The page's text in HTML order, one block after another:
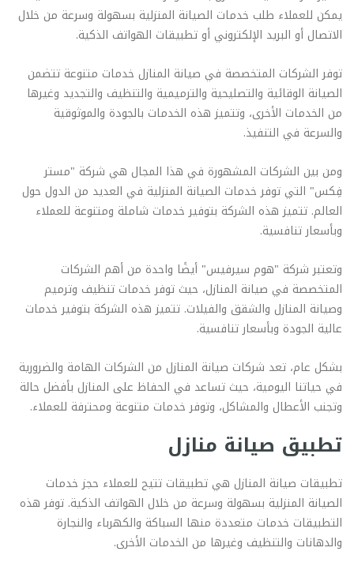
يمكن للعملاء طلب خدمات الصيانة المنزلية بسهولة وسرعة من خلال
الاتصال أو البريد الإلكتروني أو تطبيقات الهواتف الذكية.
توفر الشركات المتخصصة في صيانة المنازل خدمات متنوعة تتضمن
الصيانة الوقائية والتصليحية والترميمية والتنظيف والتجديد وغيرها
من الخدمات الأخرى، وتتميز هذه الخدمات بالجودة والموثوقية
والسرعة في التنفيذ.
ومن بين الشركات المشهورة في هذا المجال هي شركة "مستر
فِكس" التي توفر خدمات الصيانة المنزلية في العديد من الدول حول
العالم. تتميز هذه الشركة بتوفير خدمات شاملة ومتنوعة للعملاء
وبأسعار تنافسية.
وتعتبر شركة "هوم سيرفيس" أيضًا واحدة من أهم الشركات
المتخصصة في صيانة المنازل، حيث توفر خدمات تنظيف وترميم
وصيانة المنازل والشقق والفيلات. تتميز هذه الشركة بتوفير خدمات
عالية الجودة وبأسعار تنافسية.
بشكل عام، تعد شركات صيانة المنازل من الشركات الهامة والضرورية
في حياتنا اليومية، حيث تساعد في الحفاظ على المنازل بأفضل حالة
وتجنب الأعطال والمشاكل، وتوفر خدمات متنوعة ومحترفة للعملاء.
تطبيق صيانة منازل
تطبيقات صيانة المنازل هي تطبيقات تتيح للعملاء حجز خدمات
الصيانة المنزلية بسهولة وسرعة من خلال الهواتف الذكية. توفر هذه
التطبيقات خدمات متعددة منها السباكة والكهرباء والنجارة
والدهانات والتنظيف وغيرها من الخدمات الأخرى.